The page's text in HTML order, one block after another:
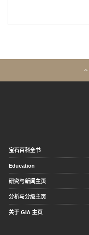
宝石百科全书
Education
研究与新闻主页
分析与分级主页
关于 GIA 主页